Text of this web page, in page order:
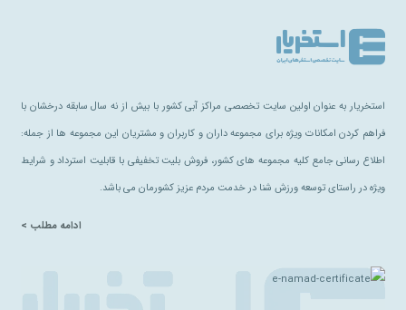
استخریار به عنوان اولین سایت تخصصی مراکز آبی کشور با بیش از نه سال سابقه درخشان با
فراهم کردن امکانات ویژه برای مجموعه داران و کاربران و مشتریان این مجموعه ها از جمله:
اطلاع رسانی جامع کلیه مجموعه های کشور، فروش بلیت تخفیفی با قابلیت استرداد و شرایط
ویژه در راستای توسعه ورزش شنا در خدمت مردم عزیز کشورمان می باشد.
ادامه مطلب >